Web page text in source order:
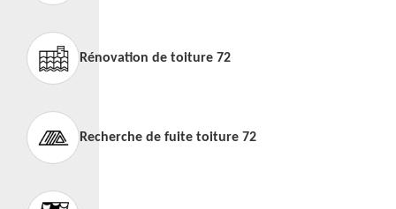
Rénovation de toiture 72
Recherche de fuite toiture 72